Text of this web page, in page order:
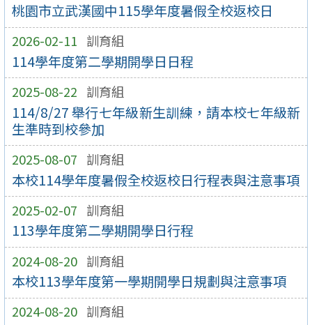
桃園市立武漢國中115學年度暑假全校返校日
2026-02-11 訓育組
114學年度第二學期開學日日程
2025-08-22 訓育組
114/8/27 舉行七年級新生訓練，請本校七年級新
生準時到校參加
2025-08-07 訓育組
本校114學年度暑假全校返校日行程表與注意事項
2025-02-07 訓育組
113學年度第二學期開學日行程
2024-08-20 訓育組
本校113學年度第一學期開學日規劃與注意事項
2024-08-20 訓育組